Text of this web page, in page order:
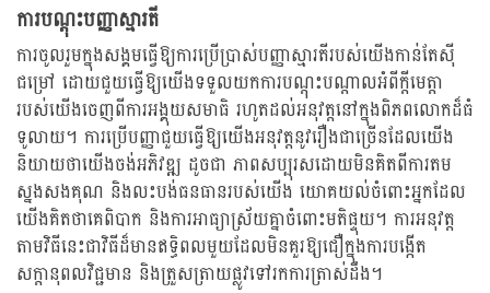
ការបណ្ដុះបញ្ញាស្មារតី
ការចូលរួមក្នុងសង្គមធ្វើឱ្យការប្រើប្រាស់បញ្ញាស្មារតីរបស់យើងកាន់តែស៊ី
ជម្រៅ ដោយជួយធ្វើឱ្យយើងទទួលយកការបណ្ដុះបណ្ដាលអំពីក្ដីមេត្តា
របស់យើងចេញពីការអង្គុយសមាធិ រហូតដល់អនុវត្តនៅក្នុងពិភពលោកដ៏ធំ
ទូលាយ។ ការប្រើបញ្ញាជួយធ្វើឱ្យយើងអនុវត្តនូវរឿងជាច្រើនដែលយើង
និយាយថាយើងចង់អភិវឌ្ឍ ដូចជា ភាពសប្បុរសដោយមិនគិតពីការតម
ស្នងសងគុណ និងលះបង់ធនធានរបស់យើង យោគយល់ចំពោះអ្នកដែល
យើងគិតថាគេពិបាក និងការអាធ្យាស្រ័យគ្នាចំពោះមតិផ្ទុយ។ ការអនុវត្ត
តាមវិធីនេះជាវិធីដ៏មានឥទ្ធិពលមួយដែលមិនគួរឱ្យជឿក្នុងការបង្កើត
សក្ដានុពលវិជ្ជមាន និងត្រួសត្រាយផ្លូវទៅរកការត្រាស់ដឹង។